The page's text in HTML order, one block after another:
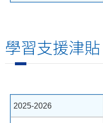
學習支援津貼
2025-2026